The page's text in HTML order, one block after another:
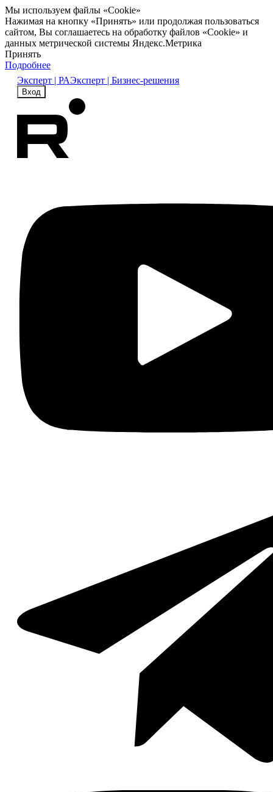
Мы используем файлы «Cookie»
Нажимая на кнопку «Принять» или продолжая пользоваться
сайтом, Вы соглашаетесь на обработку файлов «Cookie» и
данных метрической системы Яндекс.Метрика
Принять
Подробнее
Эксперт | РАЭксперт | Бизнес-решения
Вход